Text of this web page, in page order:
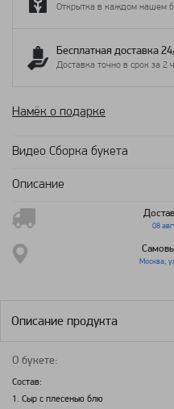
Открытка в каждом нашем
Бесплатная доставка
Доставка точно в срок за 2
Намёк о подарке
Видео Сборка букета
Описание
08
Москва,
Описание продукта
О букете:
Состав:
1. Сыр с плесенью блю